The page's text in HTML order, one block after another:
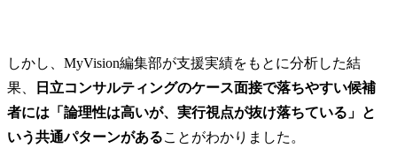
しかし、MyVision編集部が支援実績をもとに分析した結
果、
日立コンサルティングのケース面接で落ちやすい候補
者には「論理性は高いが、実行視点が抜け落ちている」と
いう共通パターンがあることがわかりました。